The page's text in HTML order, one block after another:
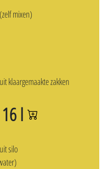
mixen)
klaargemaakte zakken
l
silo